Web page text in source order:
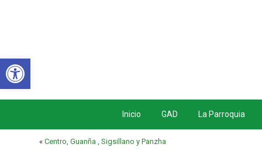
Inicio GAD La Parroquia
«Centro, Guanña , Sigsillano y Panzha
Abrir barra de herramientas